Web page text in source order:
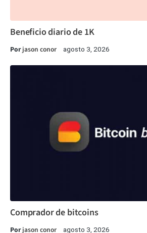
Beneficio diario de 1K
Porjason conor agosto 3, 2026
Comprador de bitcoins
Porjason conor agosto 3, 2026